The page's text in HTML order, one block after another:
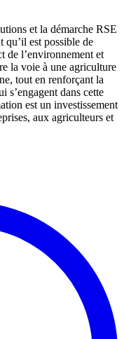
et la démarche RSE
qu’il est possible de
de l’environnement et
la voie à une agriculture
tout en renforçant la
s’engagent dans cette
est un investissement
aux agriculteurs et